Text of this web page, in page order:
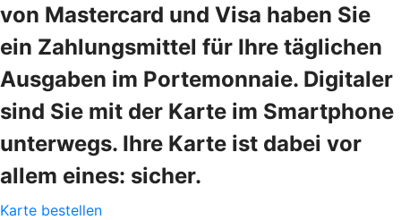
von Mastercard und Visa haben Sie
ein Zahlungsmittel für Ihre täglichen
Ausgaben im Portemonnaie. Digitaler
sind Sie mit der Karte im Smartphone
unterwegs. Ihre Karte ist dabei vor
allem eines: sicher.
Karte bestellen